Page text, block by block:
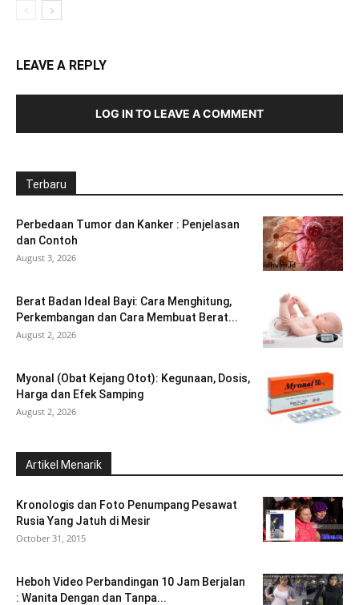
LEAVE A REPLY
LOG IN TO LEAVE A COMMENT
Terbaru
Perbedaan Tumor dan Kanker : Penjelasan
dan Contoh
August 3, 2026
Berat Badan Ideal Bayi: Cara Menghitung,
Perkembangan dan Cara Membuat Berat...
August 2, 2026
Myonal (Obat Kejang Otot): Kegunaan, Dosis,
Harga dan Efek Samping
August 2, 2026
Artikel Menarik
Kronologis dan Foto Penumpang Pesawat
Rusia Yang Jatuh di Mesir
October 31, 2015
Heboh Video Perbandingan 10 Jam Berjalan
: Wanita Dengan dan Tanpa...